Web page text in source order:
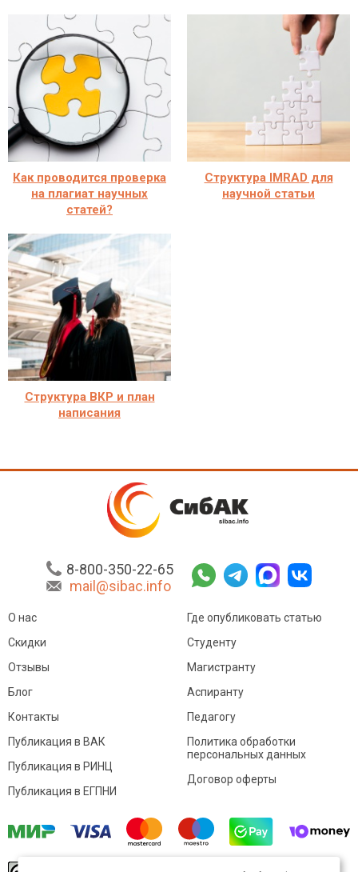
Как проводится проверка
на плагиат научных
статей?
Структура IMRAD для
научной статьи
Структура ВКР и план
написания
8-800-350-22-65
mail@sibac.info
О нас
Скидки
Отзывы
Блог
Контакты
Где опубликовать статью
Студенту
Магистранту
Аспиранту
Педагогу
Публикация в ВАК
Публикация в РИНЦ
Публикация в ЕГПНИ
Политика обработки
персональных данных
Договор оферты